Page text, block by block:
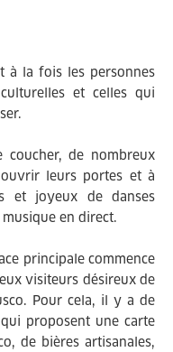
à la fois les personnes
et celles qui
coucher, de nombreux
leurs portes et à
et joyeux de danses
en direct.
principale commence
visiteurs désireux de
Pour cela, il y a de
proposent une carte
de bières artisanales,